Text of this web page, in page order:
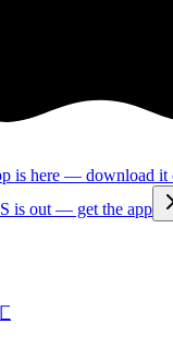
is here — download it
is out — get the app